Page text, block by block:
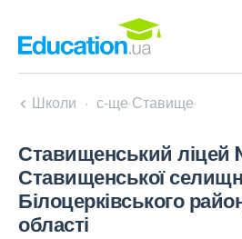
Школи с-ще Ставище
Ставищенський ліцей
Ставищенської
Білоцерківського
області